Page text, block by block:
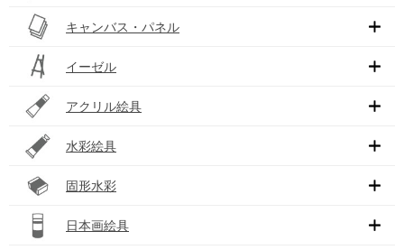
キャンバス・パネル
イーゼル
アクリル絵具
水彩絵具
固形水彩
日本画絵具